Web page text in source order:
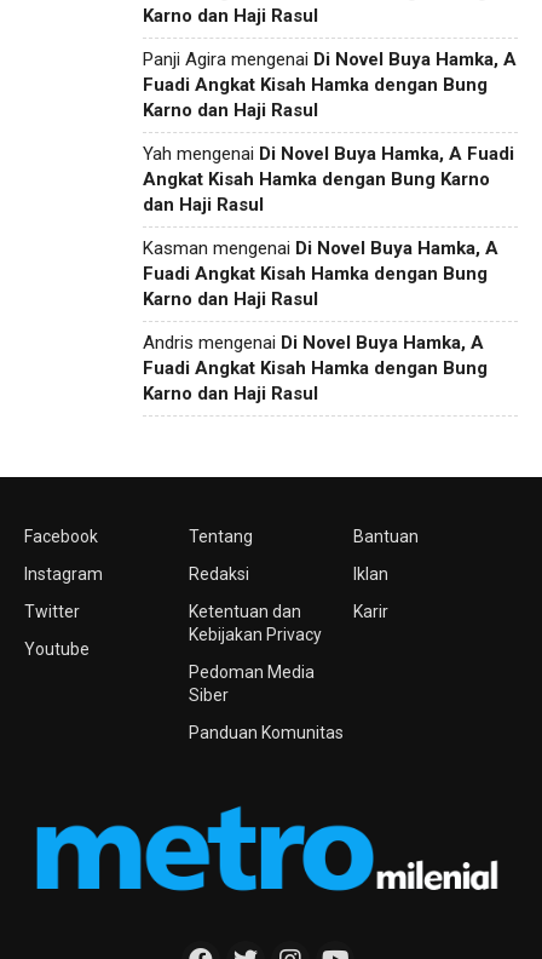
Karno dan Haji Rasul
Panji Agira mengenai Di Novel Buya Hamka, A
Fuadi Angkat Kisah Hamka dengan Bung
Karno dan Haji Rasul
Yah mengenai Di Novel Buya Hamka, A Fuadi
Angkat Kisah Hamka dengan Bung Karno
dan Haji Rasul
Kasman mengenai Di Novel Buya Hamka, A
Fuadi Angkat Kisah Hamka dengan Bung
Karno dan Haji Rasul
Andris mengenai Di Novel Buya Hamka, A
Fuadi Angkat Kisah Hamka dengan Bung
Karno dan Haji Rasul
Facebook
Instagram
Twitter
Youtube
Tentang
Redaksi
Ketentuan dan
Kebijakan Privacy
Pedoman Media
Siber
Panduan Komunitas
Bantuan
Iklan
Karir